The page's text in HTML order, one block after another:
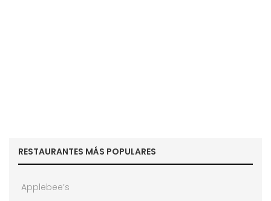
RESTAURANTES MÁS POPULARES
Applebee’s